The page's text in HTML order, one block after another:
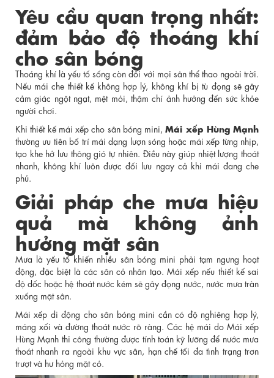
Yêu cầu quan trọng nhất:
đảm bảo độ thoáng khí
cho sân bóng
Thoáng khí là yếu tố sống còn đối với mọi sân thể thao ngoài trời.
Nếu mái che thiết kế không hợp lý, không khí bị tù đọng sẽ gây
cảm giác ngột ngạt, mệt mỏi, thậm chí ảnh hưởng đến sức khỏe
người chơi.
Khi thiết kế mái xếp cho sân bóng mini,Mái xếp Hùng Mạnh
thường ưu tiên bố trí mái dạng lượn sóng hoặc mái xếp từng nhịp,
tạo khe hở lưu thông gió tự nhiên. Điều này giúp nhiệt lượng thoát
nhanh, không khí luôn được đối lưu ngay cả khi mái đang che
phủ.
Giải pháp che mưa hiệu
quả mà không ảnh
hưởng mặt sân
Mưa là yếu tố khiến nhiều sân bóng mini phải tạm ngưng hoạt
động, đặc biệt là các sân cỏ nhân tạo. Mái xếp nếu thiết kế sai
độ dốc hoặc hệ thoát nước kém sẽ gây đọng nước, nước mưa tràn
xuống mặt sân.
Mái xếp di động cho sân bóng mini cần có độ nghiêng hợp lý,
máng xối và đường thoát nước rõ ràng. Các hệ mái do Mái xếp
Hùng Mạnh thi công thường được tính toán kỹ lưỡng để nước mưa
thoát nhanh ra ngoài khu vực sân, hạn chế tối đa tình trạng trơn
trượt và hư hỏng mặt cỏ.